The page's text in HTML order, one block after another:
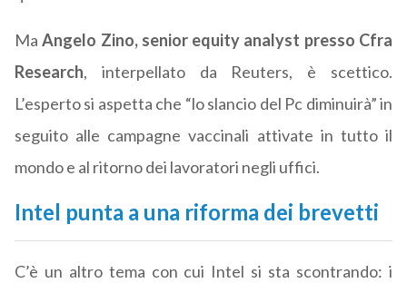
MaAngelo Zino, senior equity analyst presso Cfra
Research, interpellato da Reuters, è scettico.
L’esperto si aspetta che “lo slancio del Pc diminuirà” in
seguito alle campagne vaccinali attivate in tutto il
mondo e al ritorno dei lavoratori negli uffici.
Intel punta a una riforma dei brevetti
C’è un altro tema con cui Intel si sta scontrando: i